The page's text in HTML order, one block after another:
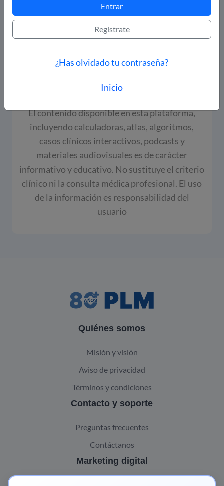
El contenido disponible en esta plataforma,
incluyendo calculadoras, atlas, algoritmos,
casos clínicos interactivos, podcasts y
materiales audiovisuales es de carácter
informativo y educativo. No sustituye el criterio
clínico ni la consulta médica profesional. El uso
de la información es responsabilidad del
usuario
Entrar
Regístrate
¿Has olvidado tu contraseña?
Inicio
Quiénes somos
Misión y visión
Aviso de privacidad
Términos y condiciones
Contacto y soporte
Preguntas frecuentes
Contáctanos
Marketing digital